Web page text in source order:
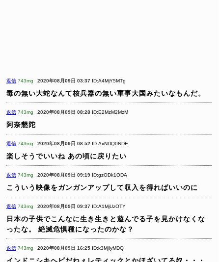
返信 743mg 2020年08月09日 03:37 ID:A4MjY5MTg
毒の無い大蛇なんて核兵器の無い軍事大国みたいなもんだ。
返信 743mg 2020年08月09日 08:28 ID:E2MzM2MzM
阿奈懇陀
返信 743mg 2020年08月09日 08:52 ID:AxNDQ0NDE
楽しそうでいいね あの頃に戻りたい
返信 743mg 2020年08月09日 09:19 ID:gzODk1ODA
こういう映像をガンガンアップして収入を得ればいいのに
返信 743mg 2020年08月09日 09:37 ID:A1MjUzOTY
日本の子供でこんなに生き生きと遊んでる子を見かけなくな
ったな。
絶滅危惧種になったのかな？
返信 743mg 2020年08月09日 16:25 ID:k3MjIyMDQ
インドニシキヘビだねぇレティックとかほざいてる奴・・・